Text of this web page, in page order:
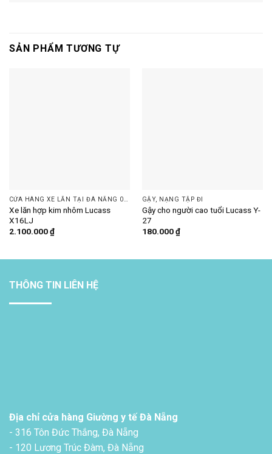
SẢN PHẨM TƯƠNG TỰ
CỬA HÀNG XE LĂN TẠI ĐÀ NẴNG 093 505 7074 | DINH DƯỠNG PLUS
Xe lăn hợp kim nhôm Lucass
X16LJ
2.100.000₫
GẬY, NẠNG TẬP ĐI
Gậy cho người cao tuổi Lucass Y-
27
180.000₫
THÔNG TIN LIÊN HỆ
Địa chỉ cửa hàng Giường y tế Đà Nẵng
- 316 Tôn Đức Thắng, Đà Nẵng
- 120 Lương Trúc Đàm, Đà Nẵng